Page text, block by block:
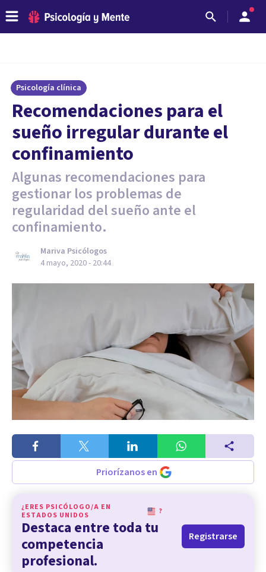
Psicología clínica
Recomendaciones para el
sueño irregular durante el
confinamiento
Algunas recomendaciones para
gestionar los problemas de
regularidad del sueño ante el
confinamiento.
Mariva Psicólogos
4 mayo, 2020 - 20:44
Priorízanos en
¿ERES PSICÓLOGO/A EN
ESTADOS UNIDOS
?
Destaca entre toda tu
competencia
profesional.
Registrarse